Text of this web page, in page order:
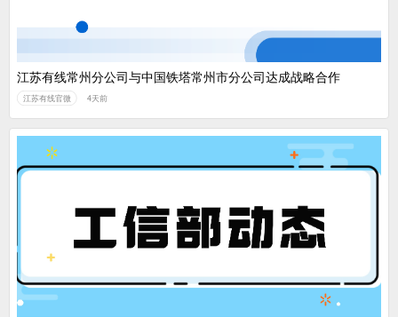
江苏有线常州分公司与中国铁塔常州市分公司达成战略合作
江苏有线官微 4天前